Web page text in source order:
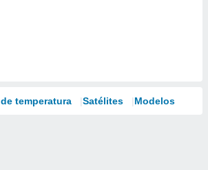
temperatura Satélites Modelos